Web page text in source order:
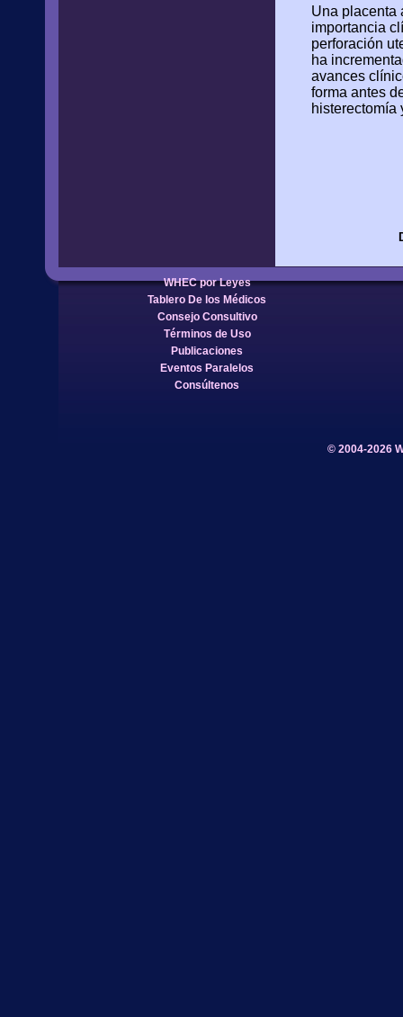
Una placenta
importancia
perforación
ha
avances
forma antes
histerectomía
WHEC por Leyes
Tablero De los Médicos
Consejo Consultivo
Términos de Uso
Publicaciones
Eventos Paralelos
Consúltenos
© 2004-2026